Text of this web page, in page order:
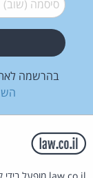
בהרשמה